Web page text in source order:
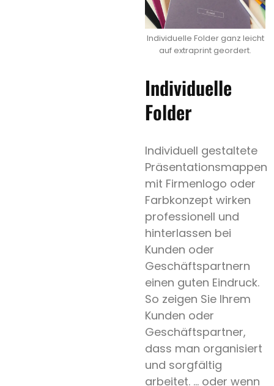
Individuelle Folder ganz leicht
auf extraprint geordert.
Individuelle
Folder
Individuell gestaltete
Präsentationsmappen
mit Firmenlogo oder
Farbkonzept wirken
professionell und
hinterlassen bei
Kunden oder
Geschäftspartnern
einen guten Eindruck.
So zeigen Sie Ihrem
Kunden oder
Geschäftspartner,
dass man organisiert
und sorgfältig
arbeitet. … oder wenn